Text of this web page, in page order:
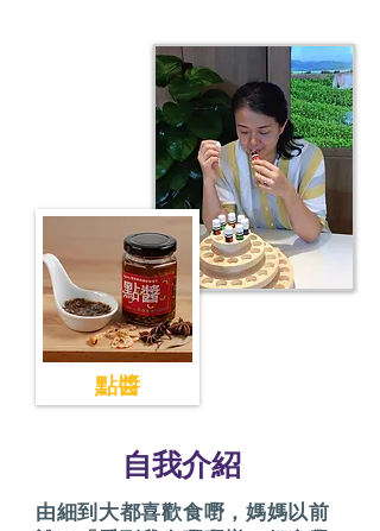
點醬
​自我介紹
由細到大都喜歡食嘢，媽媽以前